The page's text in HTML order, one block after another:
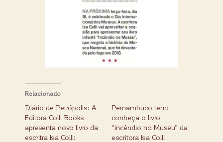
Relacionado
Diário de Petrópolis: A
Editora Colli Books
apresenta novo livro da
escritra Isa Colli:
Pernambuco tem:
conheça o livro
“incêndio no Museu” da
escritora Isa Colli